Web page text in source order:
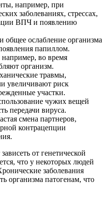
например, при
заболеваниях, стрессах,
ВПЧ и появлению
общее ослабление организма
папиллом.
во время
организм.
травмы,
увеличивают риск
участки.
чужих вещей
передачи вируса.
смена партнеров,
контрацепции
от генетической
что у некоторых людей
заболевания
организма патогенам, что